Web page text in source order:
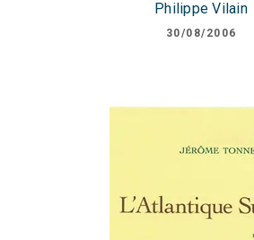
Philippe Vilain
30/08/2006